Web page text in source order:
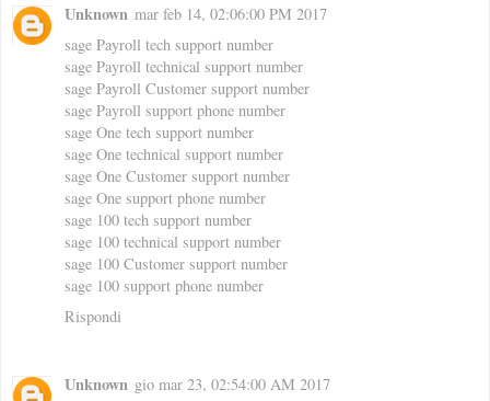
Unknown mar feb 14, 02:06:00 PM 2017
sage Payroll tech support number
sage Payroll technical support number
sage Payroll Customer support number
sage Payroll support phone number
sage One tech support number
sage One technical support number
sage One Customer support number
sage One support phone number
sage 100 tech support number
sage 100 technical support number
sage 100 Customer support number
sage 100 support phone number
Rispondi
Unknown gio mar 23, 02:54:00 AM 2017